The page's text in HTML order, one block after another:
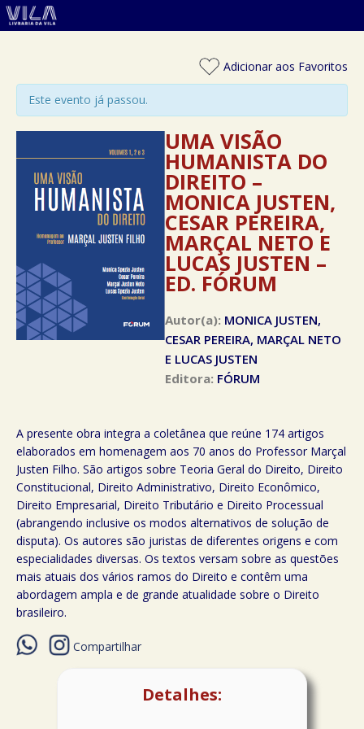
Adicionar aos Favoritos
Este evento já passou.
UMA VISÃO
HUMANISTA DO
DIREITO –
MONICA JUSTEN,
CESAR PEREIRA,
MARÇAL NETO E
LUCAS JUSTEN –
ED. FÓRUM
Autor(a): MONICA JUSTEN,
CESAR PEREIRA, MARÇAL NETO
E LUCAS JUSTEN
Editora: FÓRUM
A presente obra integra a coletânea que reúne 174 artigos
elaborados em homenagem aos 70 anos do Professor Marçal
Justen Filho. São artigos sobre Teoria Geral do Direito, Direito
Constitucional, Direito Administrativo, Direito Econômico,
Direito Empresarial, Direito Tributário e Direito Processual
(abrangendo inclusive os modos alternativos de solução de
disputa). Os autores são juristas de diferentes origens e com
especialidades diversas. Os textos versam sobre as questões
mais atuais dos vários ramos do Direito e contêm uma
abordagem ampla e de grande atualidade sobre o Direito
brasileiro.
Compartilhar
Detalhes: